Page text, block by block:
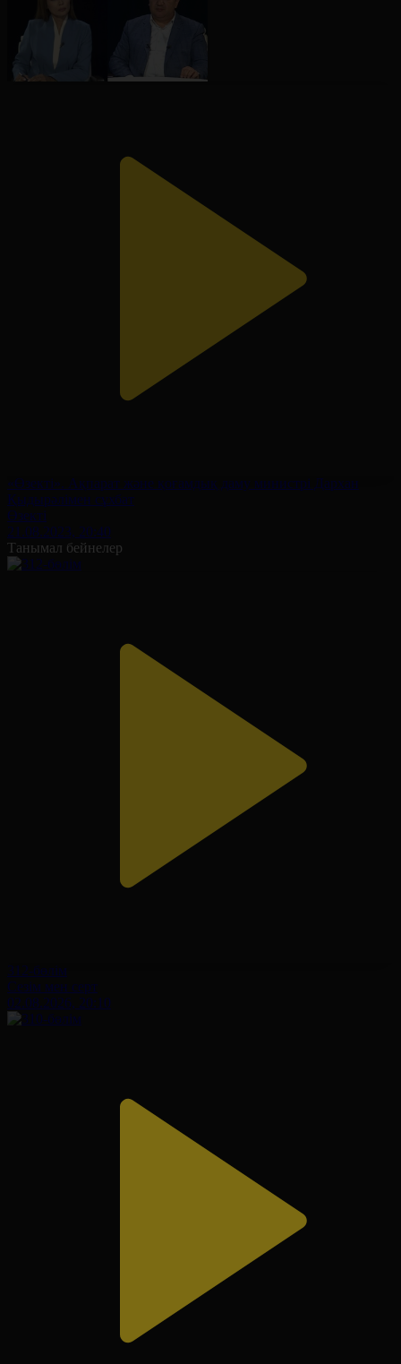
«Өзекті». Ақпарат және қоғамдық даму министрі Дархан
Қыдырәлімен сұхбат
Өзекті
21.08.2023, 20:40
Танымал бейнелер
312-бөлім
Сезім мен серт
02.08.2026, 20:10